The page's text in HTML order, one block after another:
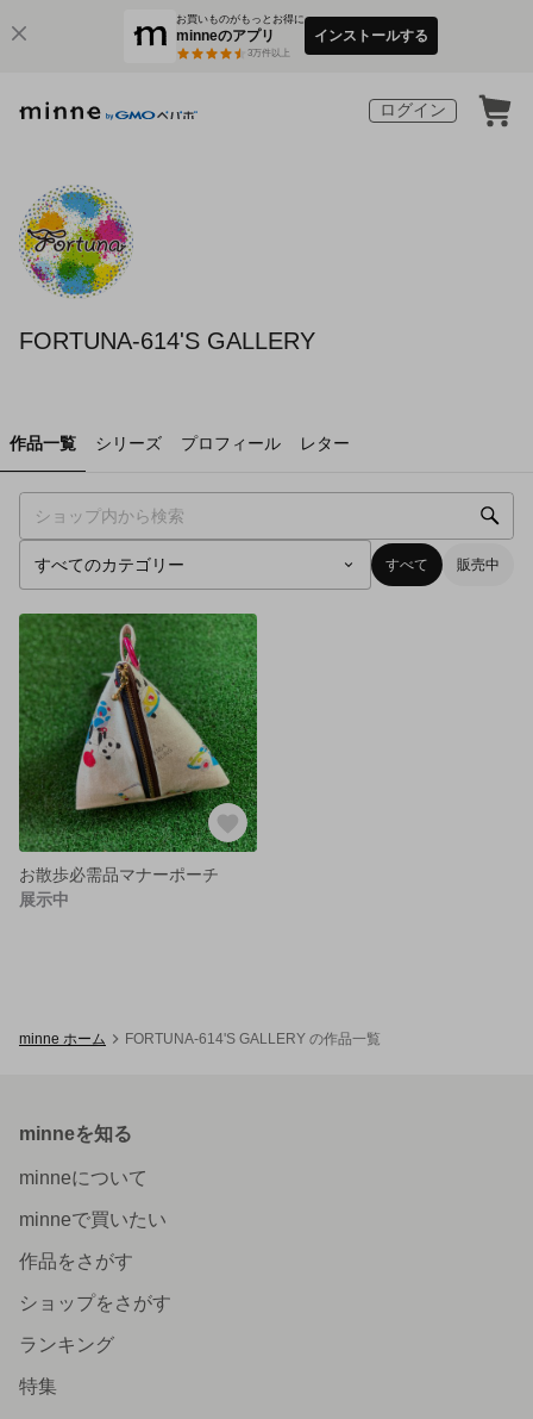
お買いものがもっとお得に
minneのアプリ
3万件以上
インストールする
ログイン
FORTUNA-614'S GALLERY
作品一覧 シリーズ プロフィール レター
すべて 販売中
お散歩必需品マナーポーチ
展示中
minne ホーム FORTUNA-614'S GALLERY の作品一覧
minneを知る
minneについて
minneで買いたい
作品をさがす
ショップをさがす
ランキング
特集